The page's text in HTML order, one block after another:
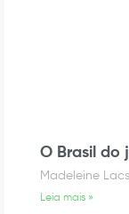
O Brasil do
Madeleine
Leia mais »